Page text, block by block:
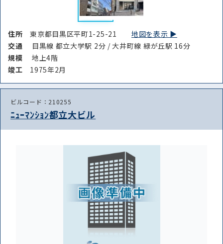
住所東京都目黒区平町1-25-21地図を表示 ▶︎
交通
目黒線 都立大学駅 2分 / 大井町線 緑が丘駅 16分
規模
地上4階
竣⼯ 1975年2月
ビルコード：210255
ﾆｭｰﾏﾝｼｮﾝ都立大ビル